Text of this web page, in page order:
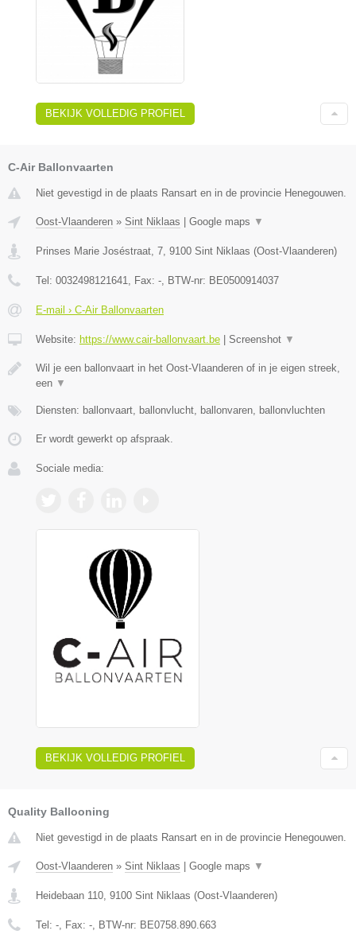
BEKIJK VOLLEDIG PROFIEL
C-Air Ballonvaarten
Niet gevestigd in de plaats Ransart en in de provincie Henegouwen.
Oost-Vlaanderen » Sint Niklaas Google maps ▼
Prinses Marie Joséstraat, 7, 9100 Sint Niklaas (Oost-Vlaanderen)
Tel: 0032498121641, Fax: -, BTW-nr: BE0500914037
E-mail › C-Air Ballonvaarten
Website: https://www.cair-ballonvaart.be Screenshot ▼
Wil je een ballonvaart in het Oost-Vlaanderen of in je eigen streek,
een ▼
Diensten: ballonvaart, ballonvlucht, ballonvaren, ballonvluchten
Er wordt gewerkt op afspraak.
Sociale media:
BEKIJK VOLLEDIG PROFIEL
Quality Ballooning
Niet gevestigd in de plaats Ransart en in de provincie Henegouwen.
Oost-Vlaanderen » Sint Niklaas Google maps ▼
Heidebaan 110 9100 Sint Niklaas (Oost-Vlaanderen)
Tel: - , Fax: - , BTW-nr: BE0758.890.663